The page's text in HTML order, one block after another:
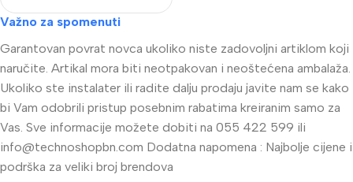
Važno za spomenuti
Garantovan povrat novca ukoliko niste zadovoljni artiklom koji
naručite. Artikal mora biti neotpakovan i neoštećena ambalaža.
Ukoliko ste instalater ili radite dalju prodaju javite nam se kako
bi Vam odobrili pristup posebnim rabatima kreiranim samo za
Vas. Sve informacije možete dobiti na 055 422 599 ili
info@technoshopbn.com Dodatna napomena : Najbolje cijene i
podrška za veliki broj brendova